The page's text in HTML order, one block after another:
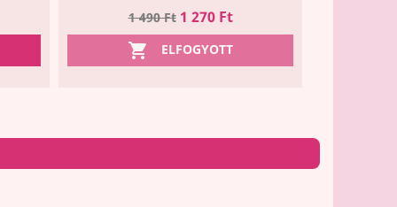
Regular
price
1 490 Ft Ár
1 270 Ft
 ELFOGYOTT